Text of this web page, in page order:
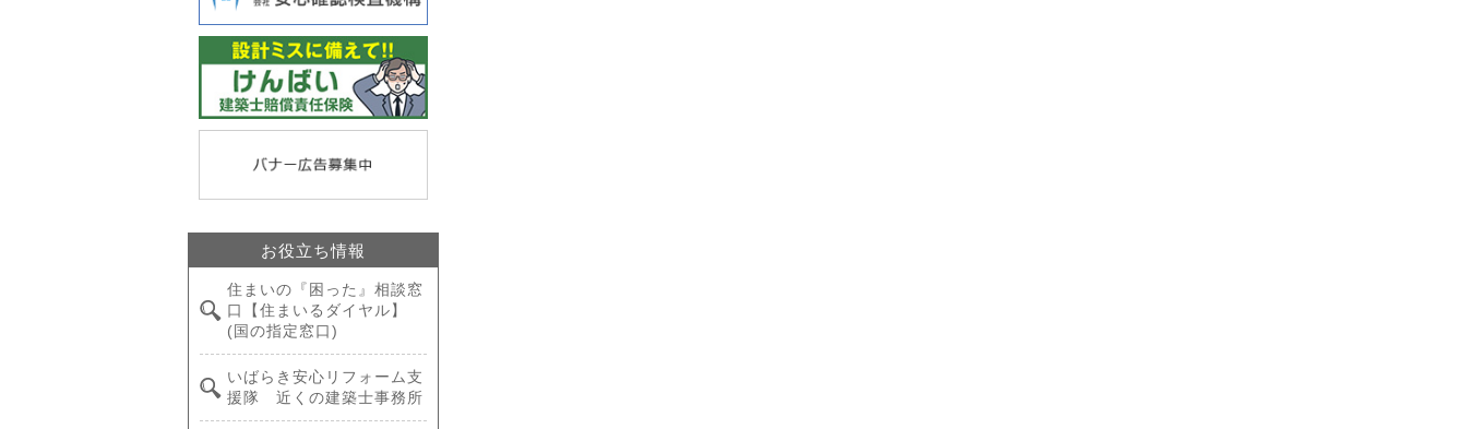
お役立ち情報
住まいの『困った』相談窓
口【住まいるダイヤル】
(国の指定窓口)
いばらき安心リフォーム支
援隊 近くの建築士事務所